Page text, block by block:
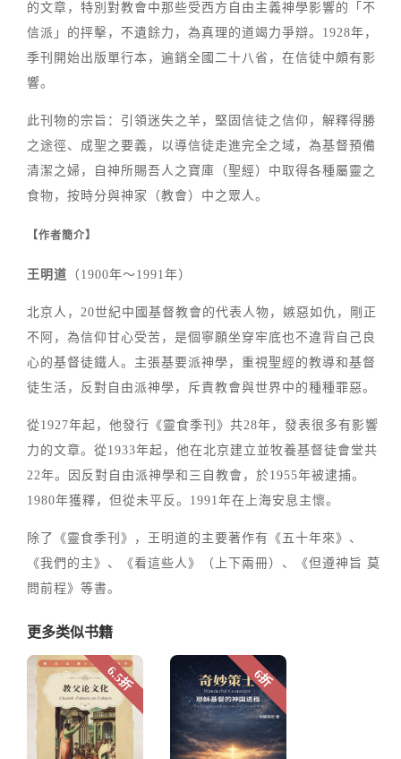
的文章，特別對教會中那些受西方自由主義神學影響的「不
信派」的抨擊，不遺餘力，為真理的道竭力爭辯。1928年，
季刊開始出版單行本，遍銷全國二十八省，在信徒中頗有影
響。
此刊物的宗旨：引領迷失之羊，堅固信徒之信仰，解釋得勝
之途徑、成聖之要義，以導信徒走進完全之域，為基督預備
清潔之婦，自神所賜吾人之寶庫（聖經）中取得各種屬靈之
食物，按時分與神家（教會）中之眾人。
【作者簡介】
王明道 （1900年～1991年）
北京人，20世紀中國基督教會的代表人物，嫉惡如仇，剛正
不阿，為信仰甘心受苦，是個寧願坐穿牢底也不違背自己良
心的基督徒鐵人。主張基要派神學，重視聖經的教導和基督
徒生活，反對自由派神學，斥責教會與世界中的種種罪惡。
從1927年起，他發行《靈食季刊》共28年，發表很多有影響
力的文章。從1933年起，他在北京建立並牧養基督徒會堂共
22年。因反對自由派神學和三自教會，於1955年被逮捕。
1980年獲釋，但從未平反。1991年在上海安息主懷。
除了《靈食季刊》，王明道的主要著作有《五十年來》、
《我們的主》、《看這些人》（上下兩冊）、《但遵神旨 莫
問前程》等書。
更多类似书籍